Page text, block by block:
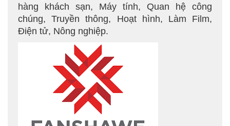
hàng khách sạn, Máy tính, Quan hệ công
chúng, Truyền thông, Hoạt hình, Làm Film,
Điện tử, Nông nghiệp.